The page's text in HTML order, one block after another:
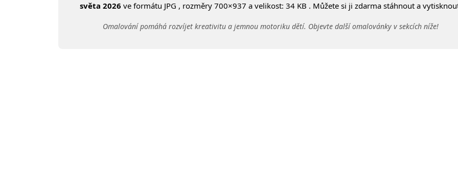
světa 2026 ve formátu JPG , rozměry 700×937 a velikost: 34 KB . Můžete si ji zdarma stáhnout a
Omalování pomáhá rozvíjet kreativitu a jemnou motoriku dětí. Objevte další omalovánky v sekcích níže!